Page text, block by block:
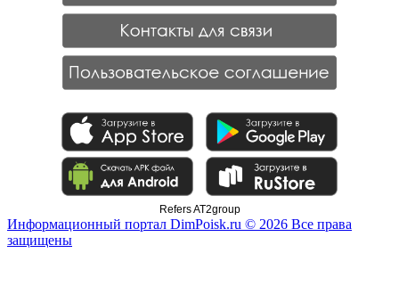
Refers AT2group
Информационный портал DimPoisk.ru © 2026 Все права
защищены